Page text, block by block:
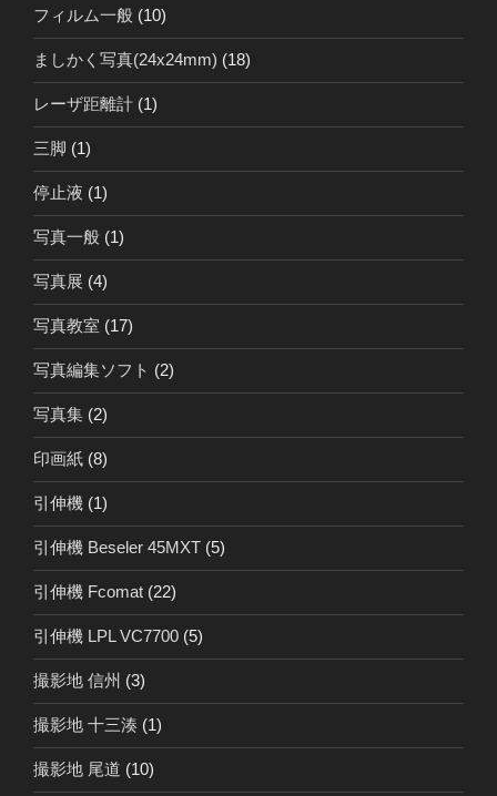
フィルム一般 (10)
ましかく写真(24x24mm) (18)
レーザ距離計 (1)
三脚 (1)
停止液 (1)
写真一般 (1)
写真展 (4)
写真教室 (17)
写真編集ソフト (2)
写真集 (2)
印画紙 (8)
引伸機 (1)
引伸機 Beseler 45MXT (5)
引伸機 Fcomat (22)
引伸機 LPL VC7700 (5)
撮影地 信州 (3)
撮影地 十三湊 (1)
撮影地 尾道 (10)